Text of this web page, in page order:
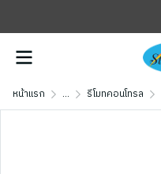
หน้าแรก ... รีโมทคอนโทรล